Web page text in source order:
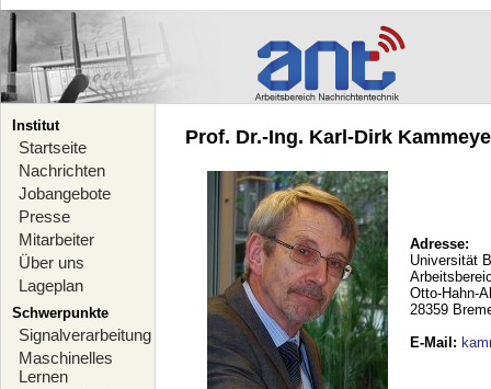
Institut
Startseite
Nachrichten
Jobangebote
Presse
Mitarbeiter
Über uns
Lageplan
Schwerpunkte
Signalverarbeitung
Maschinelles
Lernen
Prof. Dr.-Ing. Karl-Dirk
Adresse:
Universität
Otto-Hahn-
28359
E-Mail :